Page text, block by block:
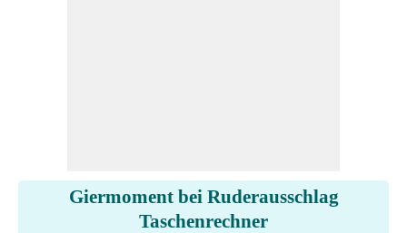
Giermoment bei Ruderausschlag
Taschenrechner